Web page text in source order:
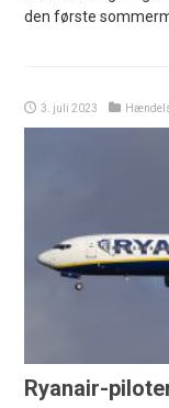
den første
3. juli 2023
Ryanair-